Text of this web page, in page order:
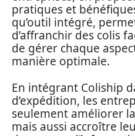
pratiques et
qu’outil intégré,
d’affranchir des colis
de gérer chaque
manière optimale.
En intégrant Coliship
d’expédition, les
seulement améliorer
mais aussi accroître